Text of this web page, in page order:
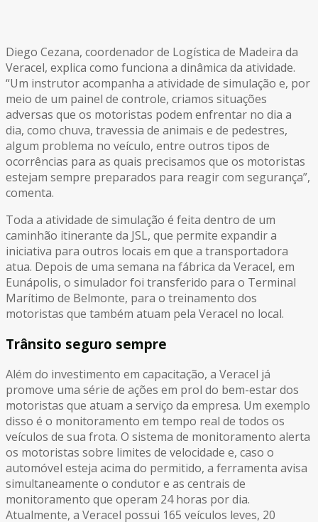
Diego Cezana, coordenador de Logística de Madeira da
Veracel, explica como funciona a dinâmica da atividade.
“Um instrutor acompanha a atividade de simulação e, por
meio de um painel de controle, criamos situações
adversas que os motoristas podem enfrentar no dia a
dia, como chuva, travessia de animais e de pedestres,
algum problema no veículo, entre outros tipos de
ocorrências para as quais precisamos que os motoristas
estejam sempre preparados para reagir com segurança”,
comenta.
Toda a atividade de simulação é feita dentro de um
caminhão itinerante da JSL, que permite expandir a
iniciativa para outros locais em que a transportadora
atua. Depois de uma semana na fábrica da Veracel, em
Eunápolis, o simulador foi transferido para o Terminal
Marítimo de Belmonte, para o treinamento dos
motoristas que também atuam pela Veracel no local.
Trânsito seguro sempre
Além do investimento em capacitação, a Veracel já
promove uma série de ações em prol do bem-estar dos
motoristas que atuam a serviço da empresa. Um exemplo
disso é o monitoramento em tempo real de todos os
veículos de sua frota. O sistema de monitoramento alerta
os motoristas sobre limites de velocidade e, caso o
automóvel esteja acima do permitido, a ferramenta avisa
simultaneamente o condutor e as centrais de
monitoramento que operam 24 horas por dia.
Atualmente, a Veracel possui 165 veículos leves, 20